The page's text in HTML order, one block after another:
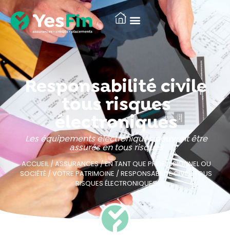
Responsabilité civile
tous risques
électroniques
Les équipements électroniques peuvent être
assurés en tous risques
ACCUEIL/ASSURANCES/EN TANT QUE PROFESSIONNEL OU
SOCIÉTÉ /VOTRE PATRIMOINE /RESPONSABILITÉ CIVILE TOUS
RISQUES ÉLECTRONIQUES